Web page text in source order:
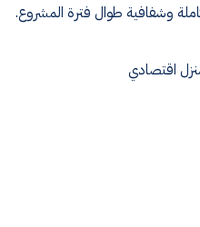
وشفافية طوال فترة المشروع.